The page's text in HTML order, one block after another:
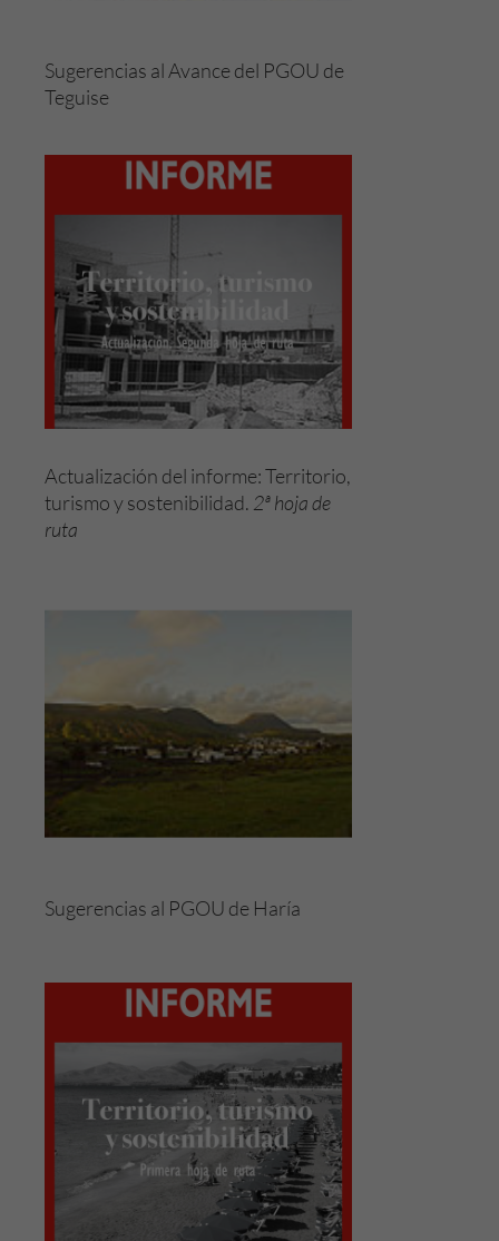
Sugerencias al Avance del PGOU de
Teguise
Actualización del informe: Territorio,
turismo y sostenibilidad. 2ª hoja de
ruta
Sugerencias al PGOU de Haría